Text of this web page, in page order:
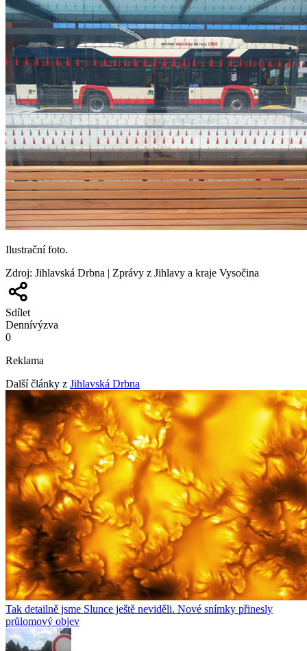
Ilustrační foto.
Zdroj: Jihlavská Drbna | Zprávy z Jihlavy a kraje Vysočina
Sdílet
Dennívýzva
0
Reklama
Další články z Jihlavská Drbna
Tak detailně jsme Slunce ještě neviděli. Nové snímky přinesly
průlomový objev